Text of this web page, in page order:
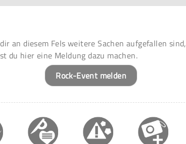
an diesem Fels weitere Sachen aufgefallen sind,
du hier eine Meldung dazu machen.
Rock-Event melden